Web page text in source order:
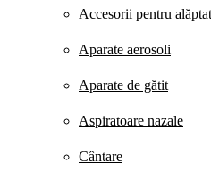
Accesorii pentru alăptat
Aparate aerosoli
Aparate de gătit
Aspiratoare nazale
Cântare